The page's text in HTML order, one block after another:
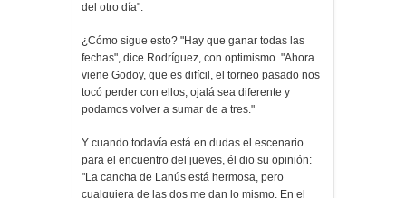
del otro día".
¿Cómo sigue esto? "Hay que ganar todas las
fechas", dice Rodríguez, con optimismo. "Ahora
viene Godoy, que es difícil, el torneo pasado nos
tocó perder con ellos, ojalá sea diferente y
podamos volver a sumar de a tres."
Y cuando todavía está en dudas el escenario
para el encuentro del jueves, él dio su opinión:
"La cancha de Lanús está hermosa, pero
cualquiera de las dos me dan lo mismo. En el